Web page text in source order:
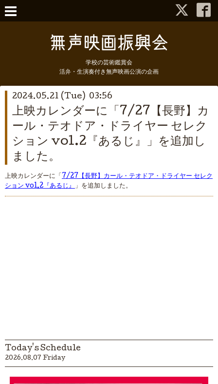
学校の芸術鑑賞会
活弁・生演奏付き無声映画公演の企画
2024.05.21 (Tue) 03:56
上映カレンダーに「7/27【長野】カ
ール・テオドア・ドライヤー セレク
ション vol.2『あるじ』」を追加し
ました。
上映カレンダーに「 7/27【長野】カール・テオドア・ドライヤー セレク
ション vol.2『あるじ』 」を追加しました。
Today's Schedule
2026.08.07 Friday